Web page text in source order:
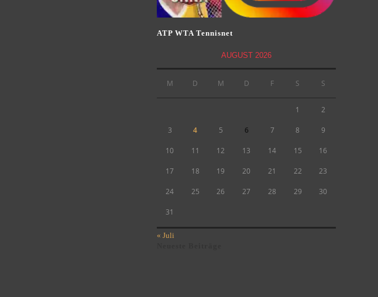
ATP WTA Tennisnet
AUGUST 2026
M D M D F S S
1 2
3 4 5 6 7 8 9
10 11 12 13 14 15 16
17 18 19 20 21 22 23
24 25 26 27 28 29 30
31
« Juli